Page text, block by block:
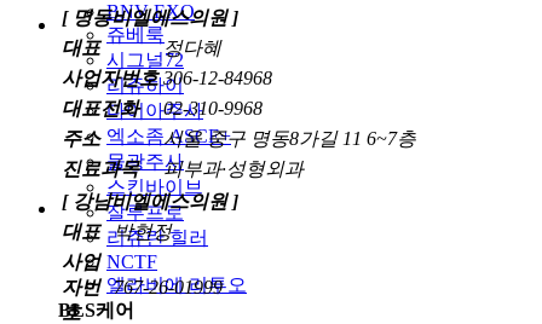
BNV EXO
쥬베룩
시그널72
리쥬하이
다이아주사
엑소좀 ASCE+
물광주사
스킨바이브
잘루프로
리쥬란 힐러
NCTF
엘라비에 리투오
BLS케어
[ 명동비엘에스의원 ]
대표
정다혜
사업자번호 306-12-84968
대표전화
02-310-9968
주소
서울 중구 명동8가길 11 6~7층
진료과목
피부과·성형외과
[ 강남비엘에스의원 ]
대표
박현정
사업
자번
호
767-26-01999